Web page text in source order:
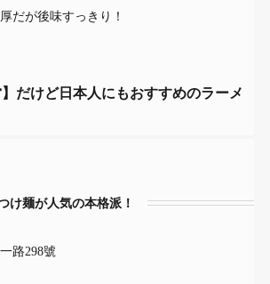
だが後味すっきり！
だけど日本人にもおすすめのラーメ
け麺が人気の本格派！
路298號